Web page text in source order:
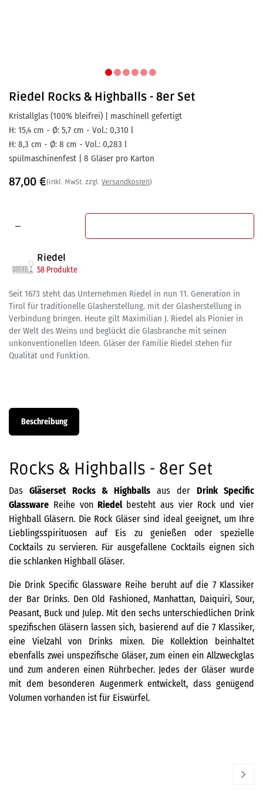
Riedel Rocks & Highballs - 8er Set
Kristallglas (100% bleifrei) | maschinell gefertigt
H: 15,4 cm - Ø: 5,7 cm - Vol.: 0,310 l
H: 8,3 cm - Ø: 8 cm - Vol.: 0,283 l
spülmaschinenfest | 8 Gläser pro Karton
87,00 €(inkl. MwSt. zzgl. Versandkosten)
Riedel
58 Produkte
Seit 1673 steht das Unternehmen Riedel in nun 11. Generation in
Tirol für traditionelle Glasherstellung. mit der Glasherstellung in
Verbindung bringen. Heute gilt Maximilian J. Riedel als Pionier in
der Welt des Weins und beglückt die Glasbranche mit seinen
unkonventionellen Ideen. Gläser der Familie Riedel stehen für
Qualität und Funktion.
Beschreibung
Rocks & Highballs - 8er Set
Das Gläserset Rocks & Highballs aus der Drink Specific
Glassware Reihe vonRiedel besteht aus vier Rock und vier
Highball Gläsern. Die Rock Gläser sind ideal geeignet, um Ihre
Lieblingsspirituosen auf Eis zu genießen oder spezielle
Cocktails zu servieren. Für ausgefallene Cocktails eignen sich
die schlanken Highball Gläser.
Die Drink Specific Glassware Reihe beruht auf die 7 Klassiker
der Bar Drinks. Den Old Fashioned, Manhattan, Daiquiri, Sour,
Peasant, Buck und Julep. Mit den sechs unterschiedlichen Drink
spezifischen Gläsern lassen sich, basierend auf die 7 Klassiker,
eine Vielzahl von Drinks mixen. Die Kollektion beinhaltet
ebenfalls zwei unspezifische Gläser, zum einen ein Allzweckglas
und zum anderen einen Rührbecher. Jedes der Gläser wurde
mit dem besonderen Augenmerk entwickelt, dass genügend
Volumen vorhanden ist für Eiswürfel.